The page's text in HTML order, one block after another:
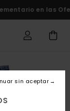
en las Ofertas
sin aceptar